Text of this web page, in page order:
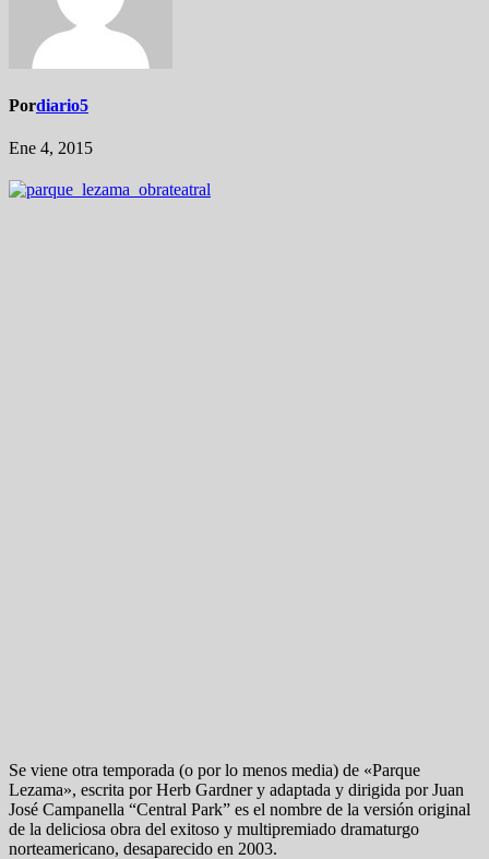
Pordiario5
Ene 4, 2015
Se viene otra temporada (o por lo menos media) de «Parque
Lezama», escrita por Herb Gardner y adaptada y dirigida por Juan
José Campanella “Central Park” es el nombre de la versión original
de la deliciosa obra del exitoso y multipremiado dramaturgo
norteamericano, desaparecido en 2003.